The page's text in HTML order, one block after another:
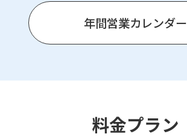
年間営業カレンダー
料金プラン